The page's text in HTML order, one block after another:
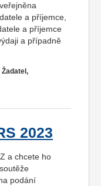
a příjemce,
a příjemce
a případně
Žadatel,
2023
a chcete ho
podání